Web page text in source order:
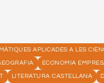
APLICADES A LES
ECONOMIA
LITERATURA CASTELLANA